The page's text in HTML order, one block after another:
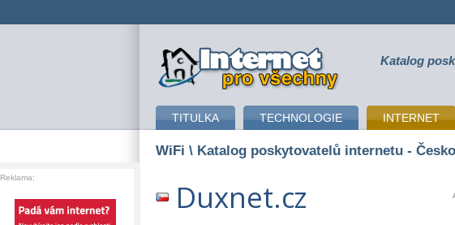
připojení k internetu Katalog
TITULKA TECHNOLOGIE INTERNET
WiFi \ Katalog poskytovatelů internetu - Česko
Duxnet.cz
Reklama: